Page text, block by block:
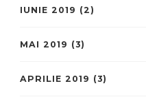
IUNIE 2019 (2)
MAI 2019 (3)
APRILIE 2019 (3)